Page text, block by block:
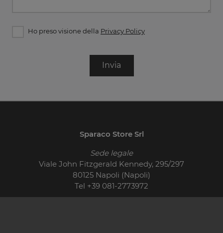
Ho preso visione della Privacy Policy
Invia
Sparaco Store Srl
Sede legale
Viale John Fitzgerald Kennedy, 295/297
80125 Napoli (Napoli)
Tel +39 081-2773972